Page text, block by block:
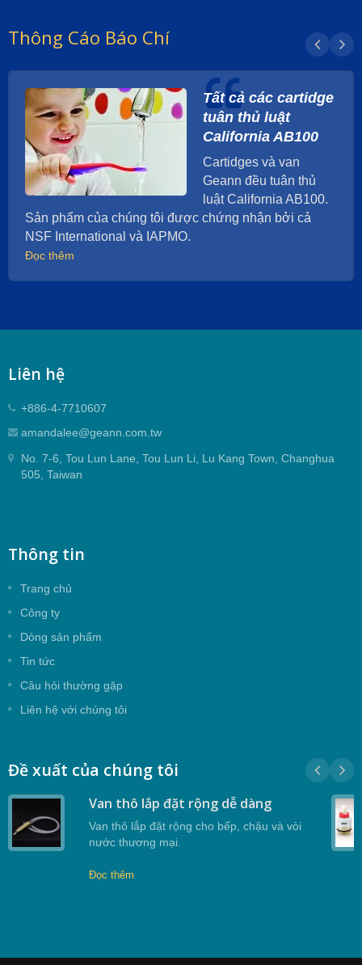
Thông Cáo Báo Chí
Tất cả các cartidge
tuân thủ luật
California AB100
Cartidges và van
Geann đều tuân thủ
luật California AB100.
Sản phẩm của chúng tôi được chứng nhận bởi cả
NSF International và IAPMO.
Đọc thêm
Liên hệ
+886-4-7710607
amandalee@geann.com.tw
No. 7-6, Tou Lun Lane, Tou Lun Li, Lu Kang Town, Changhua
505, Taiwan
Thông tin
Trang chủ
Công ty
Dòng sản phẩm
Tin tức
Câu hỏi thường gặp
Liên hệ với chúng tôi
Đề xuất của chúng tôi
Van thô lắp đặt rộng dễ dàng
Van thô lắp đặt rộng cho bếp, chậu và vòi
nước thương mại.
Đọc thêm